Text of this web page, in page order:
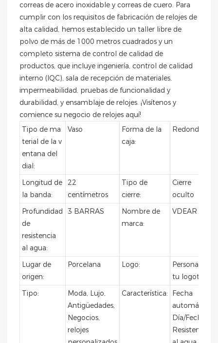
correas de acero inoxidable y correas de cuero. Para
cumplir con los requisitos de fabricación de relojes de
alta calidad, hemos establecido un taller libre de
polvo de más de 1000 metros cuadrados y un
completo sistema de control de calidad de
productos, que incluye ingeniería, control de calidad
interno (IQC), sala de recepción de materiales,
impermeabilidad, pruebas de funcionalidad y
durabilidad, y ensamblaje de relojes. ¡Visítenos y
comience su negocio de relojes aquí!
Tipo de ma
terial de la v
entana del
dial:
Vaso
Forma de la
caja:
Redondo
Longitud de
la banda:
22
centímetros
Tipo de
cierre:
Cierre
oculto
Profundidad
de
resistencia
al agua:
3 BARRAS
Nombre de
marca:
VDEAR
Lugar de
origen:
Porcelana Logo:
Personaliza
tu logotipo
Tipo:
Moda, Lujo,
Antigüedades,
Negocios,
relojes
Característica:
Fecha
automática,
Día/Fecha,
Resistente